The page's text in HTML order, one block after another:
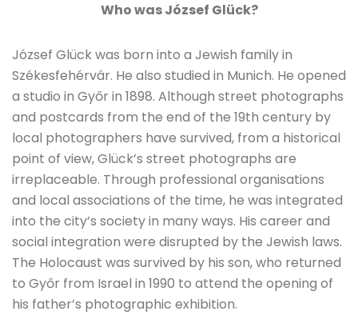
Who was József Glück?
József Glück was born into a Jewish family in
Székesfehérvár. He also studied in Munich. He opened
a studio in Győr in 1898. Although street photographs
and postcards from the end of the 19th century by
local photographers have survived, from a historical
point of view, Glück’s street photographs are
irreplaceable. Through professional organisations
and local associations of the time, he was integrated
into the city’s society in many ways. His career and
social integration were disrupted by the Jewish laws.
The Holocaust was survived by his son, who returned
to Győr from Israel in 1990 to attend the opening of
his father’s photographic exhibition.